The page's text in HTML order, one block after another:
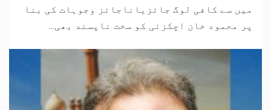
میں سے کافی لوگ جائزیاناجائز وجوہات کی بنا
پر محمود خان اچکزئی کو سخت ناپسند بھی...